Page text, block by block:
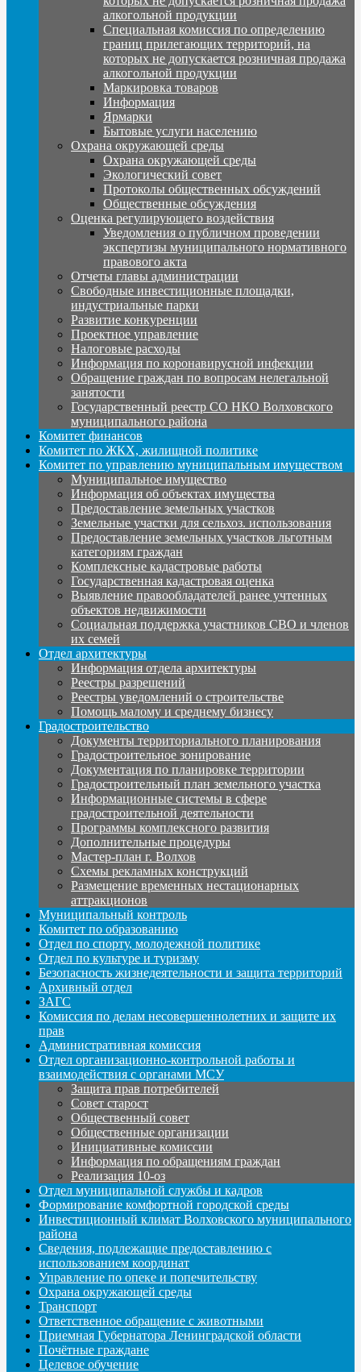
алкогольной продукции
Специальная комиссия по определению
границ прилегающих территорий, на
которых не допускается розничная продажа
алкогольной продукции
Маркировка товаров
Информация
Ярмарки
Бытовые услуги населению
Охрана окружающей среды
Охрана окружающей среды
Экологический совет
Протоколы общественных обсуждений
Общественные обсуждения
Оценка регулирующего воздействия
Уведомления о публичном проведении
экспертизы муниципального нормативного
правового акта
Отчеты главы администрации
Свободные инвестиционные площадки,
индустриальные парки
Развитие конкуренции
Проектное управление
Налоговые расходы
Информация по коронавирусной инфекции
Обращение граждан по вопросам нелегальной
занятости
Государственный реестр СО НКО Волховского
муниципального района
Комитет финансов
Комитет по ЖКХ, жилищной политике
Комитет по управлению муниципальным имуществом
Муниципальное имущество
Информация об объектах имущества
Предоставление земельных участков
Земельные участки для сельхоз. использования
Предоставление земельных участков льготным
категориям граждан
Комплексные кадастровые работы
Государственная кадастровая оценка
Выявление правообладателей ранее учтенных
объектов недвижимости
Социальная поддержка участников СВО и членов
их семей
Отдел архитектуры
Информация отдела архитектуры
Реестры разрешений
Реестры уведомлений о строительстве
Помощь малому и среднему бизнесу
Градостроительство
Документы территориального планирования
Градостроительное зонирование
Документация по планировке территории
Градостроительный план земельного участка
Информационные системы в сфере
градостроительной деятельности
Программы комплексного развития
Дополнительные процедуры
Мастер-план г. Волхов
Схемы рекламных конструкций
Размещение временных нестационарных
аттракционов
Муниципальный контроль
Комитет по образованию
Отдел по спорту, молодежной политике
Отдел по культуре и туризму
Безопасность жизнедеятельности и защита территорий
Архивный отдел
ЗАГС
Комиссия по делам несовершеннолетних и защите их
прав
Административная комиссия
Отдел организационно-контрольной работы и
взаимодействия с органами МСУ
Защита прав потребителей
Совет старост
Общественный совет
Общественные организации
Инициативные комиссии
Информация по обращениям граждан
Реализация 10-оз
Отдел муниципальной службы и кадров
Формирование комфортной городской среды
Инвестиционный климат Волховского муниципального
района
Сведения, подлежащие предоставлению с
использованием координат
Управление по опеке и попечительству
Охрана окружающей среды
Транспорт
Ответственное обращение с животными
Приемная Губернатора Ленинградской области
Почётные граждане
Целевое обучение